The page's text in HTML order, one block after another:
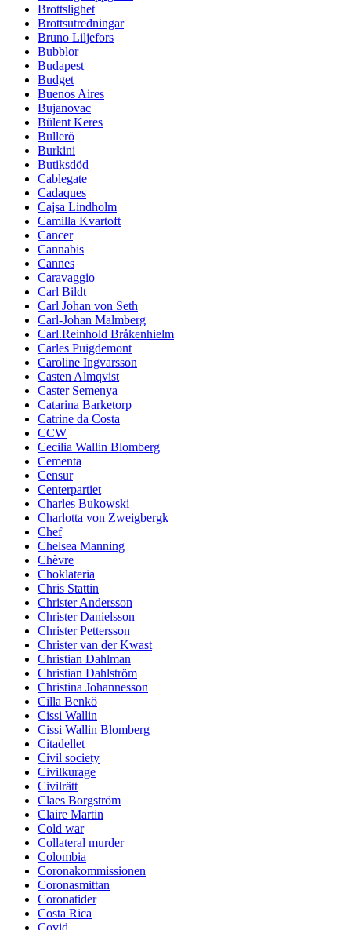
Brottslighet
Brottsutredningar
Bruno Liljefors
Bubblor
Budapest
Budget
Buenos Aires
Bujanovac
Bülent Keres
Bullerö
Burkini
Butiksdöd
Cablegate
Cadaques
Cajsa Lindholm
Camilla Kvartoft
Cancer
Cannabis
Cannes
Caravaggio
Carl Bildt
Carl Johan von Seth
Carl-Johan Malmberg
Carl.Reinhold Bråkenhielm
Carles Puigdemont
Caroline Ingvarsson
Casten Almqvist
Caster Semenya
Catarina Barketorp
Catrine da Costa
CCW
Cecilia Wallin Blomberg
Cementa
Censur
Centerpartiet
Charles Bukowski
Charlotta von Zweigbergk
Chef
Chelsea Manning
Chèvre
Choklateria
Chris Stattin
Christer Andersson
Christer Danielsson
Christer Pettersson
Christer van der Kwast
Christian Dahlman
Christian Dahlström
Christina Johannesson
Cilla Benkö
Cissi Wallin
Cissi Wallin Blomberg
Citadellet
Civil society
Civilkurage
Civilrätt
Claes Borgström
Claire Martin
Cold war
Collateral murder
Colombia
Coronakommissionen
Coronasmittan
Coronatider
Costa Rica
Covid